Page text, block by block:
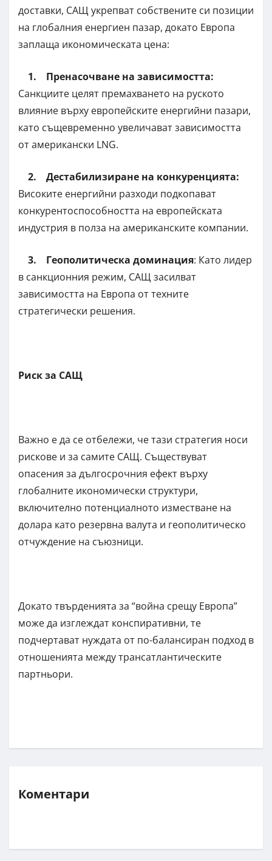
доставки, САЩ укрепват собствените си позиции
на глобалния енергиен пазар, докато Европа
заплаща икономическата цена:
1. Пренасочване на зависимостта:
Санкциите целят премахването на руското
влияние върху европейските енергийни пазари,
като същевременно увеличават зависимостта
от американски LNG.
2. Дестабилизиране на конкуренцията:
Високите енергийни разходи подкопават
конкурентоспособността на европейската
индустрия в полза на американските компании.
3. Геополитическа доминация: Като лидер
в санкционния режим, САЩ засилват
зависимостта на Европа от техните
стратегически решения.
Риск за САЩ
Важно е да се отбележи, че тази стратегия носи
рискове и за самите САЩ. Съществуват
опасения за дългосрочния ефект върху
глобалните икономически структури,
включително потенциалното изместване на
долара като резервна валута и геополитическо
отчуждение на съюзници.
Докато твърденията за “война срещу Европа”
може да изглеждат конспиративни, те
подчертават нуждата от по-балансиран подход в
отношенията между трансатлантическите
партньори.
Коментари